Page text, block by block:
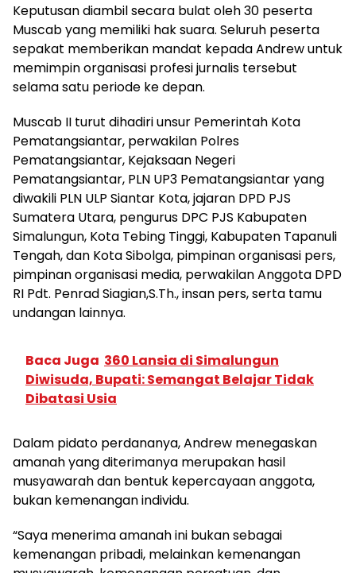
Keputusan diambil secara bulat oleh 30 peserta
Muscab yang memiliki hak suara. Seluruh peserta
sepakat memberikan mandat kepada Andrew untuk
memimpin organisasi profesi jurnalis tersebut
selama satu periode ke depan.
Muscab II turut dihadiri unsur Pemerintah Kota
Pematangsiantar, perwakilan Polres
Pematangsiantar, Kejaksaan Negeri
Pematangsiantar, PLN UP3 Pematangsiantar yang
diwakili PLN ULP Siantar Kota, jajaran DPD PJS
Sumatera Utara, pengurus DPC PJS Kabupaten
Simalungun, Kota Tebing Tinggi, Kabupaten Tapanuli
Tengah, dan Kota Sibolga, pimpinan organisasi pers,
pimpinan organisasi media, perwakilan Anggota DPD
RI Pdt. Penrad Siagian,S.Th., insan pers, serta tamu
undangan lainnya.
Baca Juga 360 Lansia di Simalungun
Diwisuda, Bupati: Semangat Belajar Tidak
Dibatasi Usia
Dalam pidato perdananya, Andrew menegaskan
amanah yang diterimanya merupakan hasil
musyawarah dan bentuk kepercayaan anggota,
bukan kemenangan individu.
“Saya menerima amanah ini bukan sebagai
kemenangan pribadi, melainkan kemenangan